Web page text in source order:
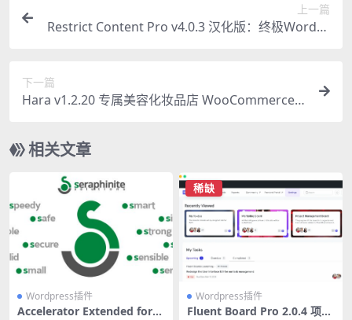
上一篇
Restrict Content Pro v4.0.3 汉化版：终极WordPr
下一篇
Hara v1.2.20 专属美容化妆品店 WooCommerce
相关文章
Wordpress插件
Accelerator Extended for
稀缺
Wordpress插件
Fluent Board Pro 2.0.4 项目